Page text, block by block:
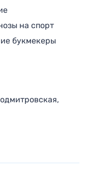
на спорт
букмекеры